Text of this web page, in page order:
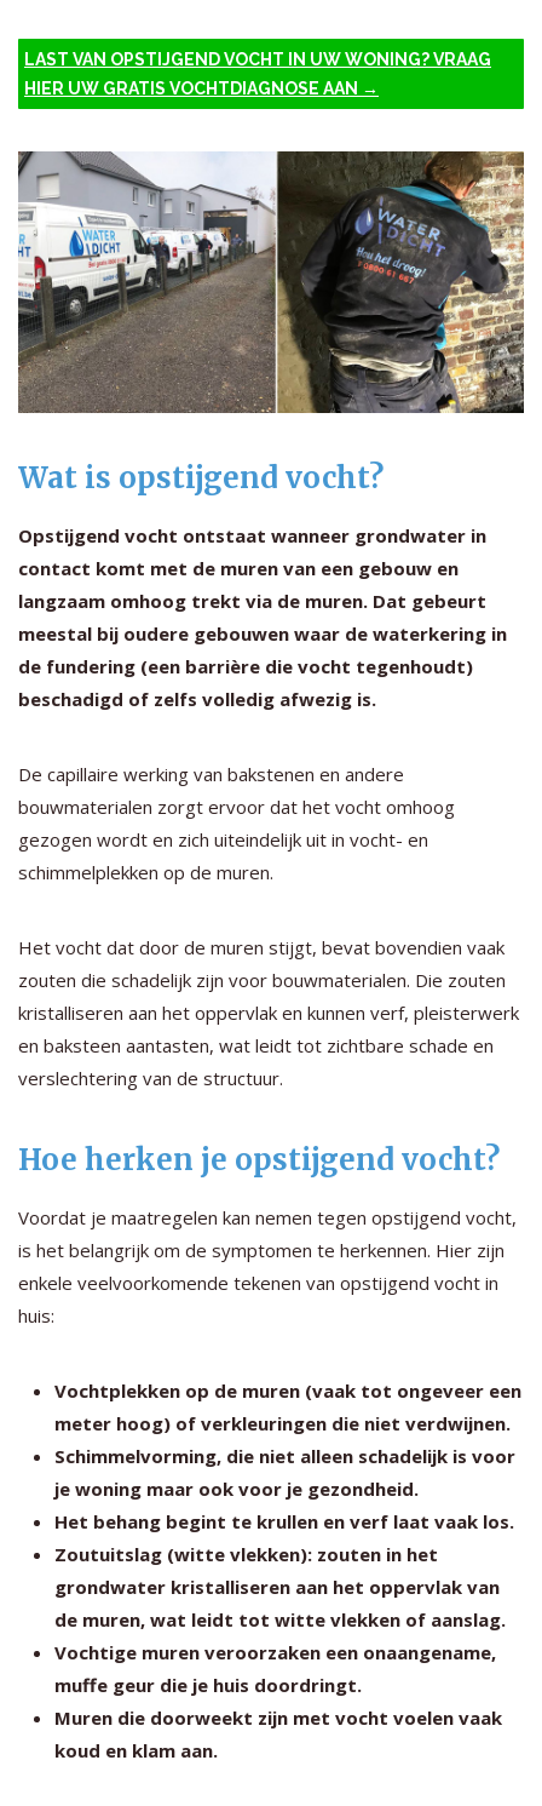
LAST VAN OPSTIJGEND VOCHT IN UW WONING? VRAAG
HIER UW GRATIS VOCHTDIAGNOSE AAN →
Wat is opstijgend vocht?
Opstijgend vocht ontstaat wanneer grondwater in
contact komt met de muren van een gebouw en
langzaam omhoog trekt via de muren. Dat gebeurt
meestal bij oudere gebouwen waar de waterkering in
de fundering (een barrière die vocht tegenhoudt)
beschadigd of zelfs volledig afwezig is.
De capillaire werking van bakstenen en andere
bouwmaterialen zorgt ervoor dat het vocht omhoog
gezogen wordt en zich uiteindelijk uit in vocht- en
schimmelplekken op de muren.
Het vocht dat door de muren stijgt, bevat bovendien vaak
zouten die schadelijk zijn voor bouwmaterialen. Die zouten
kristalliseren aan het oppervlak en kunnen verf, pleisterwerk
en baksteen aantasten, wat leidt tot zichtbare schade en
verslechtering van de structuur.
Hoe herken je opstijgend vocht?
Voordat je maatregelen kan nemen tegen opstijgend vocht,
is het belangrijk om de symptomen te herkennen. Hier zijn
enkele veelvoorkomende tekenen van opstijgend vocht in
huis:
Vochtplekken op de muren (vaak tot ongeveer een
meter hoog) of verkleuringen die niet verdwijnen.
Schimmelvorming, die niet alleen schadelijk is voor
je woning maar ook voor je gezondheid.
Het behang begint te krullen en verf laat vaak los.
Zoutuitslag (witte vlekken): zouten in het
grondwater kristalliseren aan het oppervlak van
de muren, wat leidt tot witte vlekken of aanslag.
Vochtige muren veroorzaken een onaangename,
muffe geur die je huis doordringt.
Muren die doorweekt zijn met vocht voelen vaak
koud en klam aan.